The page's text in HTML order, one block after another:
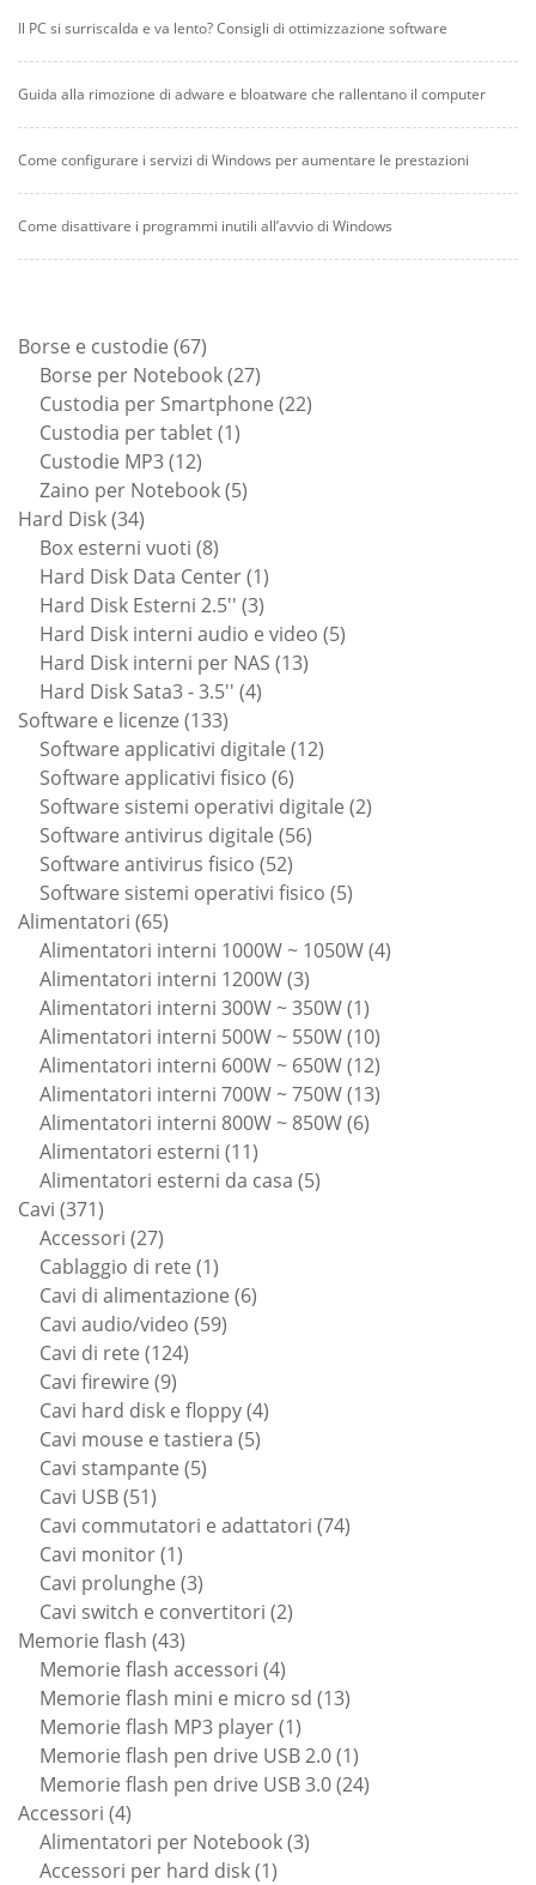
Il PC si surriscalda e va lento? Consigli di ottimizzazione software
Guida alla rimozione di adware e bloatware che rallentano il computer
Come configurare i servizi di Windows per aumentare le prestazioni
Come disattivare i programmi inutili all’avvio di Windows
Borse e custodie 6767
prodotti
Borse per Notebook 2727
prodotti
Custodia per Smartphone 2222
Custodia per tablet 11
Custodie MP3 1212
prodotti
Zaino per Notebook 55
Hard Disk 3434
prodotti
Box esterni vuoti 88
prodotti
Hard Disk Data Center 11
prodotto
Hard Disk Esterni 2.5'' 33
prodotti
Hard Disk interni audio e video 55
Hard Disk interni per NAS 1313
Hard Disk Sata3 - 3.5'' 44
Software e licenze 133133
prodotti
Software applicativi digitale 1212
Software applicativi fisico 66
prodotti
Software sistemi operativi digitale 22
Software antivirus digitale 5656
Software antivirus fisico 5252
prodotti
Software sistemi operativi fisico 55
Alimentatori 6565
prodotti
Alimentatori interni 1000W ~ 1050W 44
Alimentatori interni 1200W 33
prodotti
Alimentatori interni 300W ~ 350W 11
prodotto
Alimentatori interni 500W ~ 550W 1010
prodotti
Alimentatori interni 600W ~ 650W 1212
prodotti
Alimentatori interni 700W ~ 750W 1313
Alimentatori interni 800W ~ 850W 66
Alimentatori esterni 1111
prodotti
Alimentatori esterni da casa 55
Cavi 371371
prodotti
Accessori 2727
prodotti
Cablaggio di rete 11
prodotto
Cavi di alimentazione 66
Cavi audio/video 5959
Cavi di rete 124124
Cavi firewire 99
prodotti
Cavi hard disk e floppy 44
Cavi mouse e tastiera 55
Cavi stampante 55
Cavi USB 5151
prodotti
Cavi commutatori e adattatori 7474
Cavi monitor 11
prodotto
Cavi prolunghe 33
prodotti
Cavi switch e convertitori 22
Memorie flash 4343
prodotti
Memorie flash accessori 44
prodotti
Memorie flash mini e micro sd 1313
Memorie flash MP3 player 11
prodotto
Memorie flash pen drive USB 2.0 11
prodotto
Memorie flash pen drive USB 3.0 2424
Accessori 44
prodotti
Alimentatori per Notebook 33
Accessori per hard disk 11